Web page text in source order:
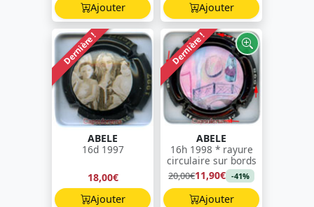
Ajouter Ajouter
Dernière !
ABELE
16d 1997
18,00€
Ajouter
Dernière !
ABELE
16h 1998 * rayure
circulaire sur bords
20,00€11,90€ -41%
Ajouter